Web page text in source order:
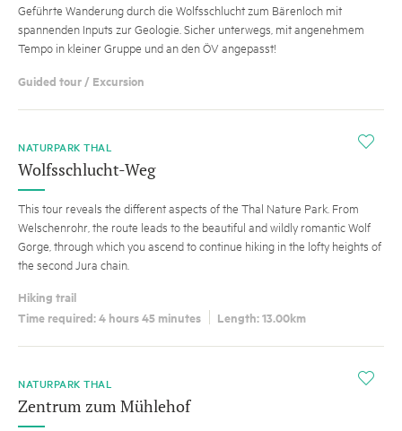
Geführte Wanderung durch die Wolfsschlucht zum Bärenloch mit
spannenden Inputs zur Geologie. Sicher unterwegs, mit angenehmem
Tempo in kleiner Gruppe und an den ÖV angepasst!
Guided tour / Excursion
i
NATURPARK THAL
Wolfsschlucht-Weg
This tour reveals the different aspects of the Thal Nature Park. From
Welschenrohr, the route leads to the beautiful and wildly romantic Wolf
Gorge, through which you ascend to continue hiking in the lofty heights of
the second Jura chain.
Hiking trail
Time required: 4 hours 45 minutes
Length: 13.00km
i
NATURPARK THAL
Zentrum zum Mühlehof